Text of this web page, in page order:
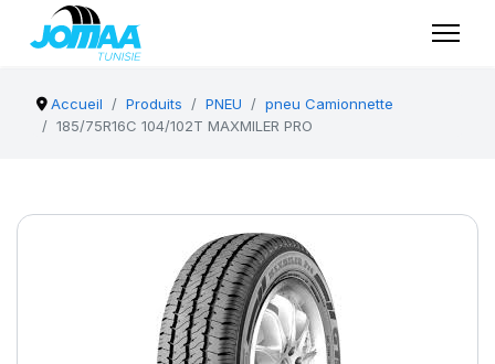
Accueil Produits PNEU
pneu Camionnette
185/75R16C 104/102T MAXMILER PRO